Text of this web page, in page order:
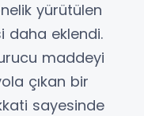
yürütülen
daha eklendi.
maddeyi
çıkan bir
sayesinde